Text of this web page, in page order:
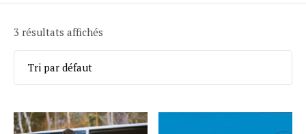
3 résultats affichés